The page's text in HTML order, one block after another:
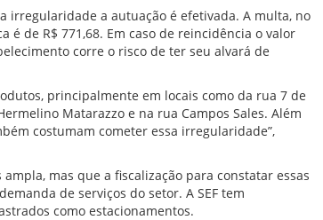
irregularidade a autuação é efetivada. A multa, no
é de R$ 771,68. Em caso de reincidência o valor
corre o risco de ter seu alvará de
principalmente em locais como da rua 7 de
Matarazzo e na rua Campos Sales. Além
costumam cometer essa irregularidade”,
mas que a fiscalização para constatar essas
de serviços do setor. A SEF tem
como estacionamentos.